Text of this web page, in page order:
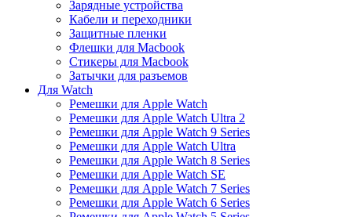
Зарядные устройства
Кабели и переходники
Защитные пленки
Флешки для Macbook
Стикеры для Macbook
Затычки для разъемов
Для Watch
Ремешки для Apple Watch
Ремешки для Apple Watch Ultra 2
Ремешки для Apple Watch 9 Series
Ремешки для Apple Watch Ultra
Ремешки для Apple Watch 8 Series
Ремешки для Apple Watch SE
Ремешки для Apple Watch 7 Series
Ремешки для Apple Watch 6 Series